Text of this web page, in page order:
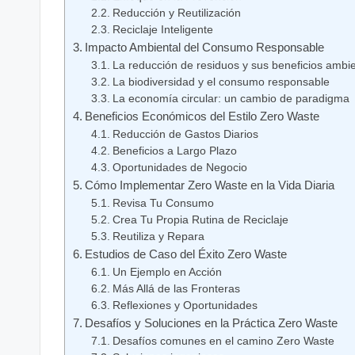
Reducción y Reutilización
Reciclaje Inteligente
Impacto Ambiental del Consumo Responsable
La reducción de residuos y sus beneficios
La biodiversidad y el consumo responsable
La economía circular: un cambio de paradigma
Beneficios Económicos del Estilo Zero Waste
Reducción de Gastos Diarios
Beneficios a Largo Plazo
Oportunidades de Negocio
Cómo Implementar Zero Waste en la Vida Diaria
Revisa Tu Consumo
Crea Tu Propia Rutina de Reciclaje
Reutiliza y Repara
Estudios de Caso del Éxito Zero Waste
Un Ejemplo en Acción
Más Allá de las Fronteras
Reflexiones y Oportunidades
Desafíos y Soluciones en la Práctica Zero Waste
Desafíos comunes en el camino Zero Waste